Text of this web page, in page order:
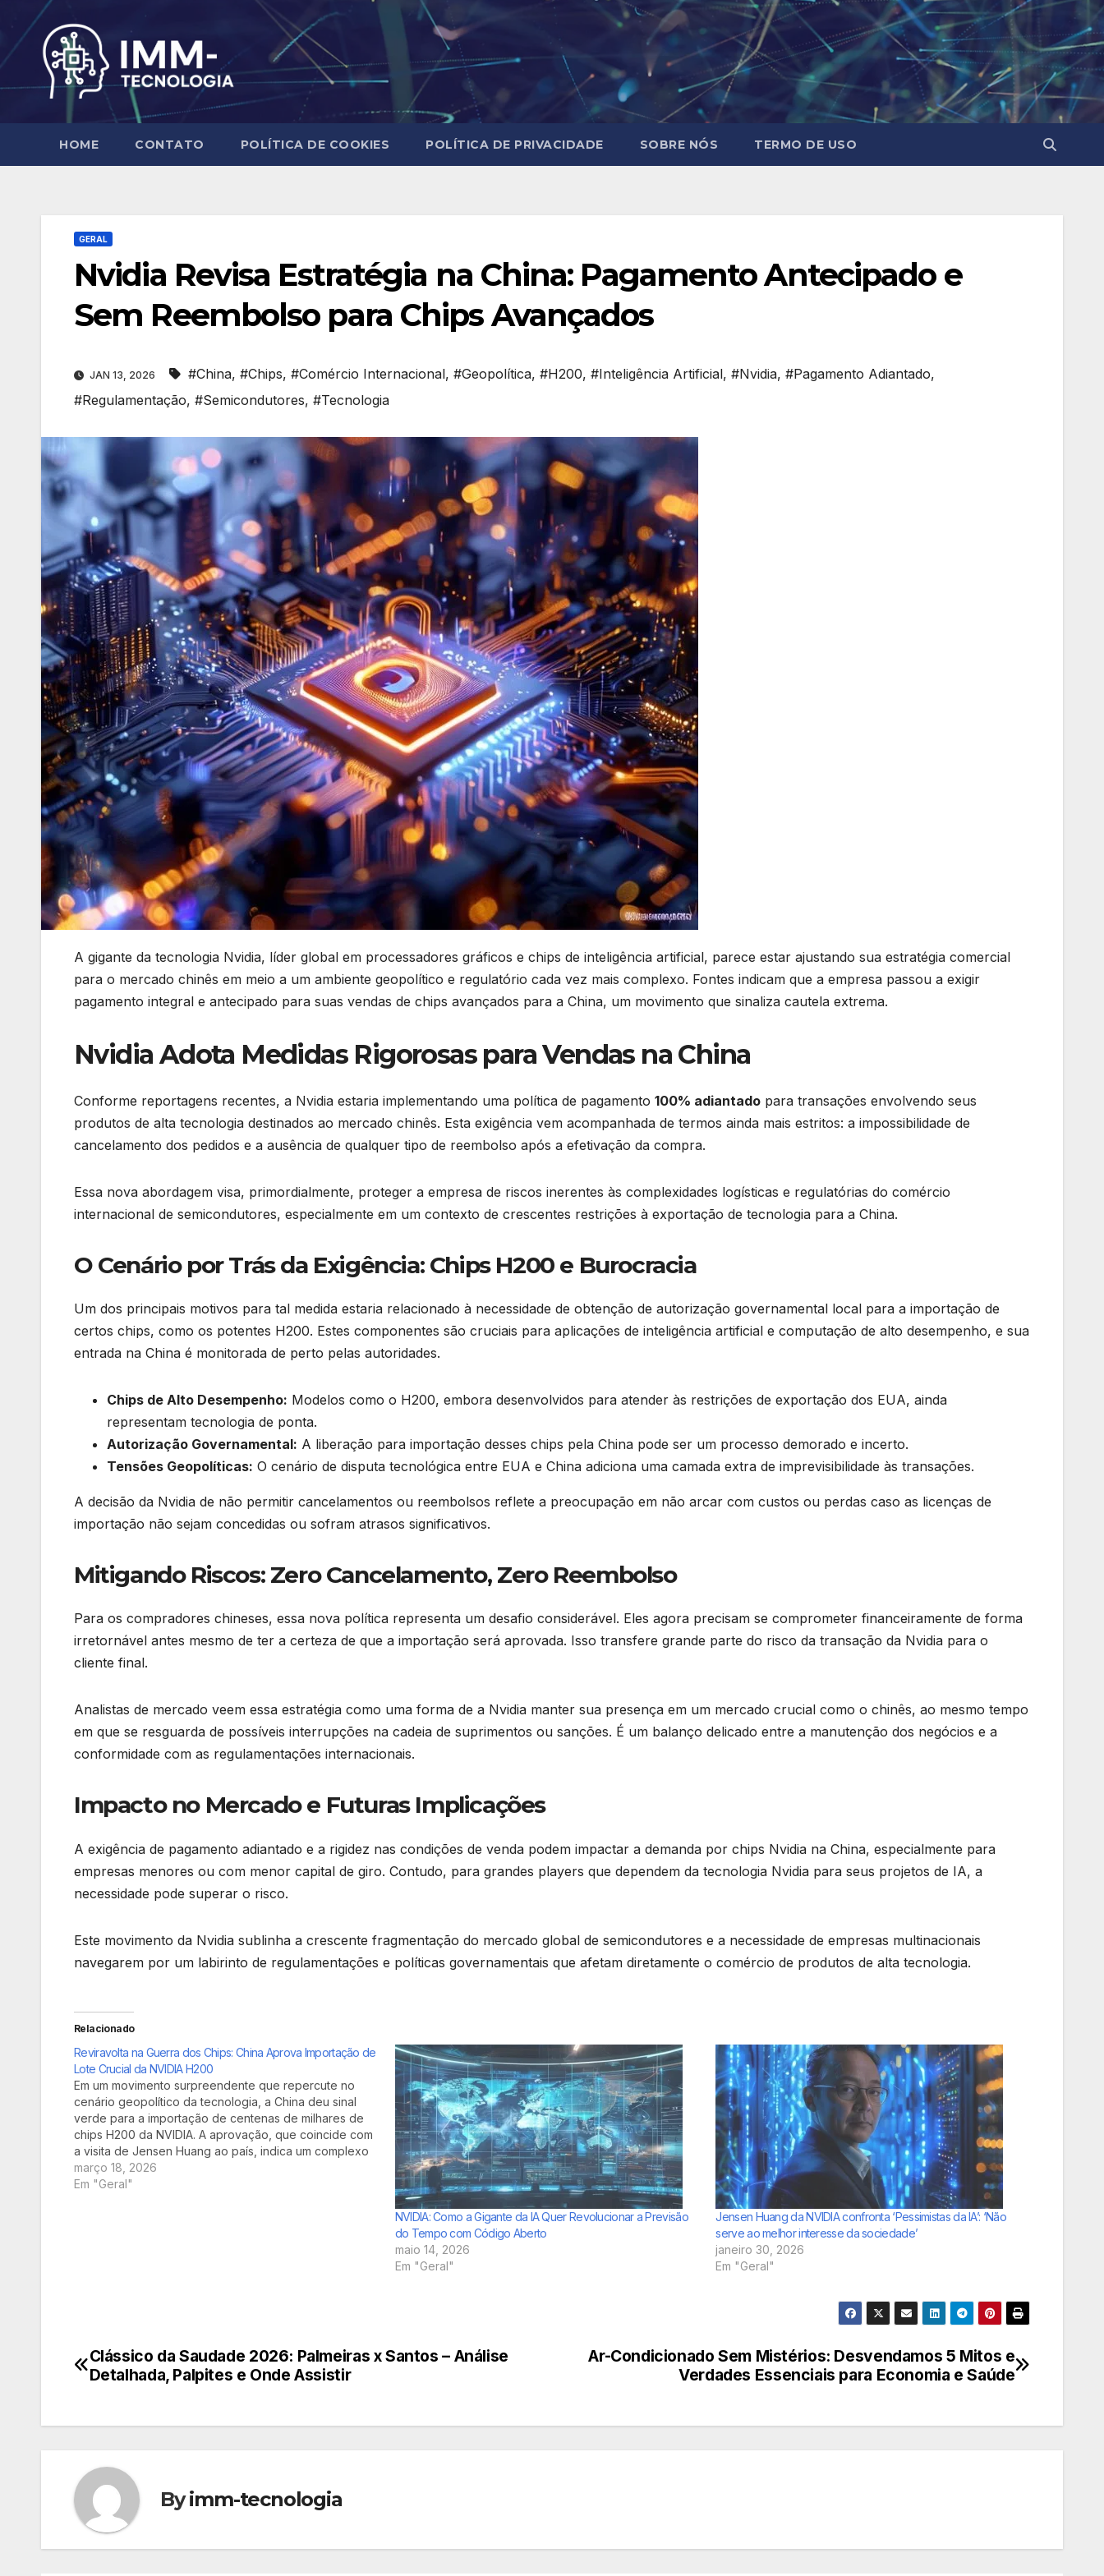
content
HOME CONTATO POLÍTICA DE COOKIES POLÍTICA DE PRIVACIDADE SOBRE NÓS TERMO DE USO
GERAL
Nvidia Revisa Estratégia na China: Pagamento Antecipado e
Sem Reembolso para Chips Avançados
JAN 13, 2026 #China, #Chips, #Comércio Internacional, #Geopolítica, #H200, #Inteligência Artificial, #Nvidia, #Pagamento Adiantado,
#Regulamentação, #Semicondutores, #Tecnologia
A gigante da tecnologia Nvidia, líder global em processadores gráficos e chips de inteligência artificial, parece estar ajustando sua estratégia comercial
para o mercado chinês em meio a um ambiente geopolítico e regulatório cada vez mais complexo. Fontes indicam que a empresa passou a exigir
pagamento integral e antecipado para suas vendas de chips avançados para a China, um movimento que sinaliza cautela extrema.
Nvidia Adota Medidas Rigorosas para Vendas na China
Conforme reportagens recentes, a Nvidia estaria implementando uma política de pagamento 100% adiantado para transações envolvendo seus
produtos de alta tecnologia destinados ao mercado chinês. Esta exigência vem acompanhada de termos ainda mais estritos: a impossibilidade de
cancelamento dos pedidos e a ausência de qualquer tipo de reembolso após a efetivação da compra.
Essa nova abordagem visa, primordialmente, proteger a empresa de riscos inerentes às complexidades logísticas e regulatórias do comércio
internacional de semicondutores, especialmente em um contexto de crescentes restrições à exportação de tecnologia para a China.
O Cenário por Trás da Exigência: Chips H200 e Burocracia
Um dos principais motivos para tal medida estaria relacionado à necessidade de obtenção de autorização governamental local para a importação de
certos chips, como os potentes H200. Estes componentes são cruciais para aplicações de inteligência artificial e computação de alto desempenho, e sua
entrada na China é monitorada de perto pelas autoridades.
Chips de Alto Desempenho: Modelos como o H200, embora desenvolvidos para atender às restrições de exportação dos EUA, ainda
representam tecnologia de ponta.
Autorização Governamental: A liberação para importação desses chips pela China pode ser um processo demorado e incerto.
Tensões Geopolíticas: O cenário de disputa tecnológica entre EUA e China adiciona uma camada extra de imprevisibilidade às transações.
A decisão da Nvidia de não permitir cancelamentos ou reembolsos reflete a preocupação em não arcar com custos ou perdas caso as licenças de
importação não sejam concedidas ou sofram atrasos significativos.
Mitigando Riscos: Zero Cancelamento, Zero Reembolso
Para os compradores chineses, essa nova política representa um desafio considerável. Eles agora precisam se comprometer financeiramente de forma
irretornável antes mesmo de ter a certeza de que a importação será aprovada. Isso transfere grande parte do risco da transação da Nvidia para o
cliente final.
Analistas de mercado veem essa estratégia como uma forma de a Nvidia manter sua presença em um mercado crucial como o chinês, ao mesmo tempo
em que se resguarda de possíveis interrupções na cadeia de suprimentos ou sanções. É um balanço delicado entre a manutenção dos negócios e a
conformidade com as regulamentações internacionais.
Impacto no Mercado e Futuras Implicações
A exigência de pagamento adiantado e a rigidez nas condições de venda podem impactar a demanda por chips Nvidia na China, especialmente para
empresas menores ou com menor capital de giro. Contudo, para grandes players que dependem da tecnologia Nvidia para seus projetos de IA, a
necessidade pode superar o risco.
Este movimento da Nvidia sublinha a crescente fragmentação do mercado global de semicondutores e a necessidade de empresas multinacionais
navegarem por um labirinto de regulamentações e políticas governamentais que afetam diretamente o comércio de produtos de alta tecnologia.
Relacionado
Reviravolta na Guerra dos Chips: China Aprova Importação de
Lote Crucial da NVIDIA H200
Em um movimento surpreendente que repercute no
cenário geopolítico da tecnologia, a China deu sinal
verde para a importação de centenas de milhares de
chips H200 da NVIDIA. A aprovação, que coincide com
a visita de Jensen Huang ao país, indica um complexo
balé entre a necessidade de tecnologia avançada…
março 18, 2026
Em "Geral"
NVIDIA: Como a Gigante da IA Quer Revolucionar a Previsão
do Tempo com Código Aberto
maio 14, 2026
Em "Geral"
Jensen Huang da NVIDIA confronta ‘Pessimistas da IA’: ‘Não
serve ao melhor interesse da sociedade’
janeiro 30, 2026
Em "Geral"
Navegação
Post
Ar-Condicionado Sem Mistérios: Desvendamos 5 Mitos e
Verdades Essenciais para Economia e Saúde
Clássico da Saudade 2026: Palmeiras x Santos – Análise
Detalhada, Palpites e Onde Assistir
Byimm-tecnologia